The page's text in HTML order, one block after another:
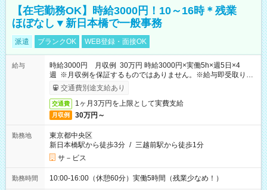
【在宅勤務OK】時給3000円！10～16時＊残業
ほぼなし▼新日本橋で一般事務
派遣 ブランクOK WEB登録・面接OK
給与
時給3000円 月収例 30万円 時給3000円×実働5h×週5日×4
週 ※月収例を保証するものではありません。※給与即受取りサ
ービス利用可（利用条件有）
交通費別途支給あり
交通費 1ヶ月3万円を上限として実費支給
月収例 30万円～
勤務地
東京都中央区
新日本橋駅から徒歩3分 / 三越前駅から徒歩1分
サ－ビス
勤務時間 10:00-16:00（休憩60分）実働5時間（残業少なめ！）